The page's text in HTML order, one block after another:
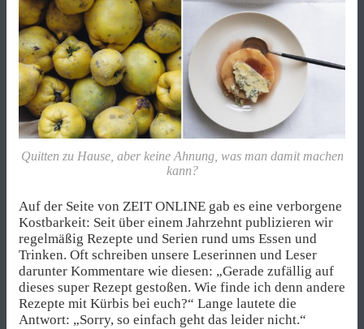
Quitten zu Hause, aber keine Ahnung, was man damit machen
kann?
Auf der Seite von ZEIT ONLINE gab es eine verborgene
Kostbarkeit: Seit über einem Jahrzehnt publizieren wir
regelmäßig Rezepte und Serien rund ums Essen und
Trinken. Oft schreiben unsere Leserinnen und Leser
darunter Kommentare wie diesen: „Gerade zufällig auf
dieses super Rezept gestoßen. Wie finde ich denn andere
Rezepte mit Kürbis bei euch?“ Lange lautete die
Antwort: „Sorry, so einfach geht das leider nicht.“